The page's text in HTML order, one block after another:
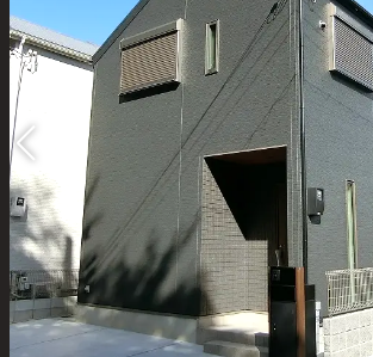
Blog
スタッフブログ
おのちゃん日記
おうち日記
Contact